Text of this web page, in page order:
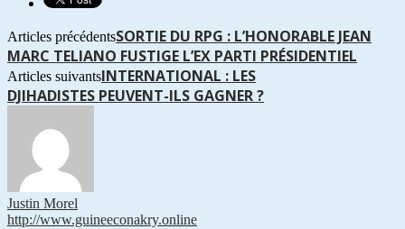
Articles précédentsSORTIE DU RPG : L’HONORABLE JEAN
MARC TELIANO FUSTIGE L’EX PARTI PRÉSIDENTIEL
Articles suivantsINTERNATIONAL : LES
DJIHADISTES PEUVENT-ILS GAGNER ?
Justin Morel
http://www.guineeconakry.online